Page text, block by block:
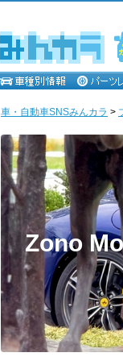
車・自動車SNSみんカラ >
Zono